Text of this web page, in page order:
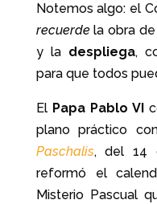
Notemos algo: el
recuerdela obra de
y la despliega,
para que todos
El Papa Pablo VI
plano práctico
Paschalis, del 14
reformó el
Misterio Pascual